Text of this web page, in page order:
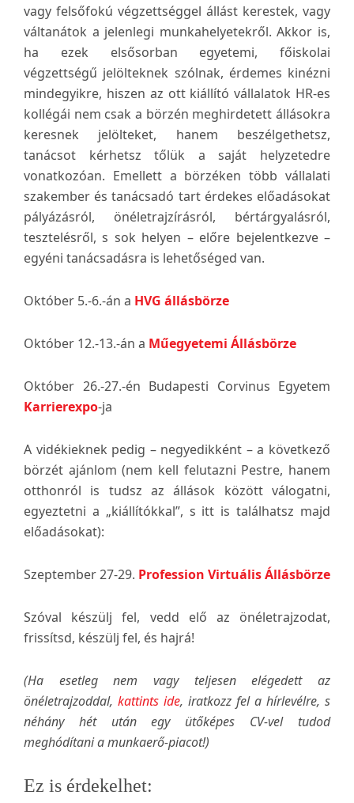
vagy felsőfokú végzettséggel állást kerestek, vagy
váltanátok a jelenlegi munkahelyetekről. Akkor is,
ha ezek elsősorban egyetemi, főiskolai
végzettségű jelölteknek szólnak, érdemes kinézni
mindegyikre, hiszen az ott kiállító vállalatok HR-es
kollégái nem csak a börzén meghirdetett állásokra
keresnek jelölteket, hanem beszélgethetsz,
tanácsot kérhetsz tőlük a saját helyzetedre
vonatkozóan. Emellett a börzéken több vállalati
szakember és tanácsadó tart érdekes előadásokat
pályázásról, önéletrajzírásról, bértárgyalásról,
tesztelésről, s sok helyen – előre bejelentkezve –
egyéni tanácsadásra is lehetőséged van.
Október 5.-6.-án a HVG állásbörze
Október 12.-13.-án a Műegyetemi Állásbörze
Október 26.-27.-én Budapesti Corvinus Egyetem
Karrierexpo-ja
A vidékieknek pedig – negyedikként – a következő
börzét ajánlom (nem kell felutazni Pestre, hanem
otthonról is tudsz az állások között válogatni,
egyeztetni a „kiállítókkal”, s itt is találhatsz majd
előadásokat):
Szeptember 27-29. Profession Virtuális Állásbörze
Szóval készülj fel, vedd elő az önéletrajzodat,
frissítsd, készülj fel, és hajrá!
(Ha esetleg nem vagy teljesen elégedett az
önéletrajzoddal, kattints ide, iratkozz fel a hírlevélre, s
néhány hét után egy ütőképes CV-vel tudod
meghódítani a munkaerő-piacot!)
Ez is érdekelhet: